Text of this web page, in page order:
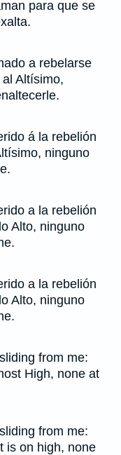
para que se
a rebelarse
Altísimo,
á la rebelión
ninguno
a la rebelión
Alto, ninguno
a la rebelión
Alto, ninguno
from me:
High, none at
from me:
is on high, none